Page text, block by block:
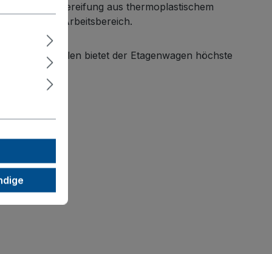
spurloser Bereifung aus thermoplastischem
durch jeden Arbeitsbereich.
und 2 Bockrollen bietet der Etagenwagen höchste